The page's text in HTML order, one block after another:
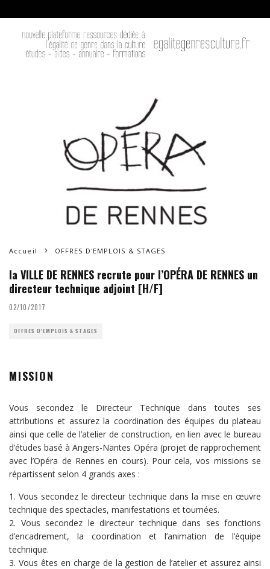
Accueil OFFRES D'EMPLOIS & STAGES
la VILLE DE RENNES recrute pour l’OPÉRA DE RENNES un
directeur technique adjoint [H/F]
02/10/2017
OFFRES D'EMPLOIS & STAGES
MISSION
Vous secondez le Directeur Technique dans toutes ses
attributions et assurez la coordination des équipes du plateau
ainsi que celle de l’atelier de construction, en lien avec le bureau
d’études basé à Angers-Nantes Opéra (projet de rapprochement
avec l’Opéra de Rennes en cours). Pour cela, vos missions se
répartissent selon 4 grands axes :
Vous secondez le directeur technique dans la mise en œuvre
technique des spectacles, manifestations et tournées.
Vous secondez le directeur technique dans ses fonctions
d’encadrement, la coordination et l’animation de l’équipe
technique.
Vous êtes en charge de la gestion de l’atelier et assurez ainsi